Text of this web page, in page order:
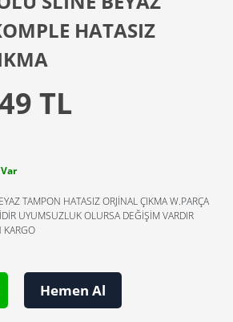
HATASIZ
TL
TAMPON HATASIZ ORJİNAL ÇIKMA W.PARÇA
UYUMSUZLUK OLURSA DEĞİŞİM VARDIR
KARGO
Hemen Al